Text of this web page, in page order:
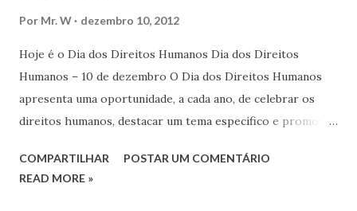
Por Mr. W dezembro 10, 2012
Hoje é o Dia dos Direitos Humanos Dia dos Direitos
Humanos – 10 de dezembro O Dia dos Direitos Humanos
apresenta uma oportunidade, a cada ano, de celebrar os
direitos humanos, destacar um tema específico e promover
em todos os lugares. Este ano, o foco é sobre os direitos
COMPARTILHAR
POSTAR UM COMENTÁRIO
READ MORE »